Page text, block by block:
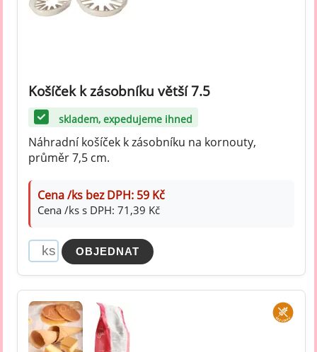
Košíček k zásobníku větší 7.5
skladem, expedujeme ihned
Náhradní košíček k zásobníku na kornouty,
průměr 7,5 cm.
Cena /ks bez DPH: 59 Kč
Cena /ks s DPH: 71,39 Kč